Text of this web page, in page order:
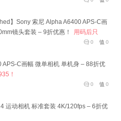
】Sony 索尼 Alpha A6400 APS-C画
镜头套装 – 9折优惠！
用码后只
0
0
C画幅 微单相机 单机身 – 88折优
！
0
0
运动相机 标准套装 4K/120fps – 6折优